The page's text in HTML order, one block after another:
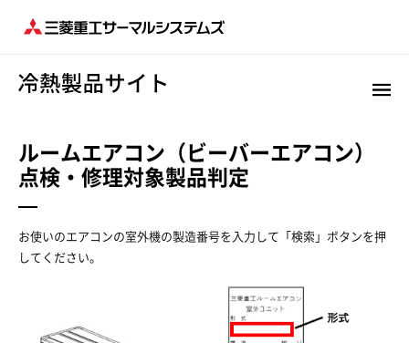
ルームエアコン（ビーバーエアコン）
点検・修理対象製品判定
お使いのエアコンの室外機の製造番号を入力して「検索」ボタンを押
してください。